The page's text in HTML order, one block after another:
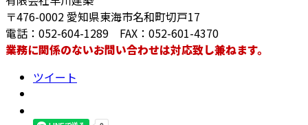
〒476-0002 愛知県東海市名和町切戸17
電話：052-604-1289 FAX：052-601-4370
業務に関係のないお問い合わせは対応致し兼ねます。
ツイート